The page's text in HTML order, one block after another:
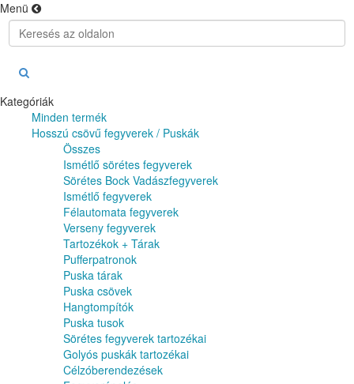
Menü
Kategóriák
Minden termék
Hosszú csövű fegyverek / Puskák
Összes
Ismétlő sörétes fegyverek
Sörétes Bock Vadászfegyverek
Ismétlő fegyverek
Félautomata fegyverek
Verseny fegyverek
Tartozékok + Tárak
Pufferpatronok
Puska tárak
Puska csövek
Hangtompítók
Puska tusok
Sörétes fegyverek tartozékai
Golyós puskák tartozékai
Célzóberendezések